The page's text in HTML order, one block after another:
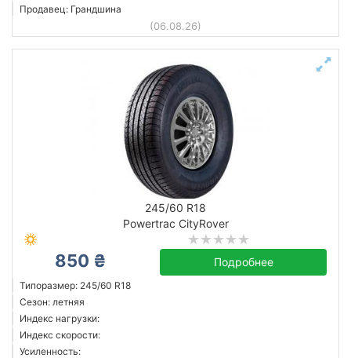
Продавец: Грандшина
(06.08.26)
245/60 R18
Powertrac CityRover
850 ₴ Подробнее
Типоразмер: 245/60 R18
Сезон: летняя
Индекс нагрузки:
Индекс скорости:
Усиленность:
Pirelli
Подобрать